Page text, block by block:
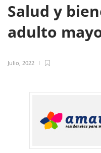
Salud y
adulto
Julio, 2022